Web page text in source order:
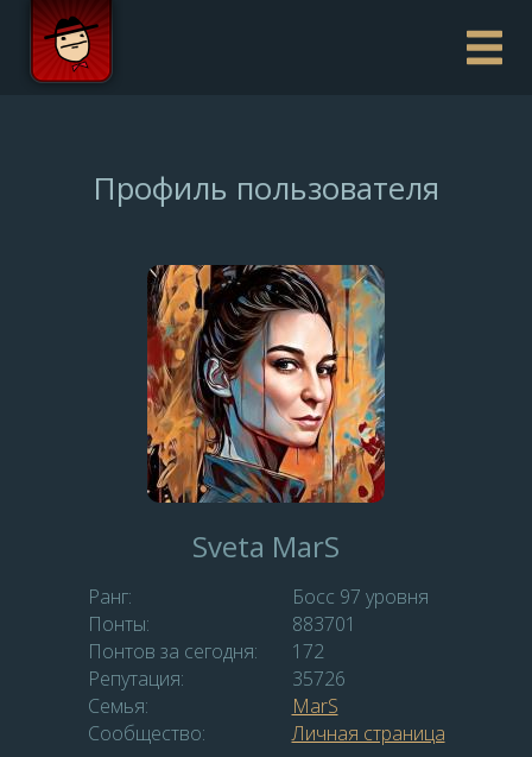
Профиль пользователя
Sveta MarS
Ранг:
Босс 97 уровня
Понты:
883701
Понтов за сегодня:
172
Репутация:
35726
Семья:
MаrS
Сообщество:
Личная страница